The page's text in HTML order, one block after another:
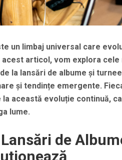
un limbaj universal care
acest articol, vom explora
la lansări de albume și
și tendințe emergente.
această evoluție continuă,
lume.
de